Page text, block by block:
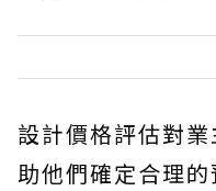
設計價格評估對
助他們確定合理